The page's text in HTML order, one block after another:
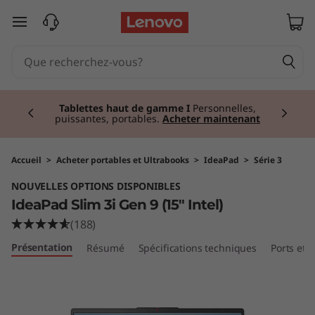
a
d
S
passer au contenu principal
Tablettes haut de gamme I Personnelles,
puissantes, portables. Acheter maintenant
Accueil > Acheter portables et Ultrabooks > IdeaPad > Série 3
NOUVELLES OPTIONS DISPONIBLES
IdeaPad Slim 3i Gen 9 (15" Intel)
(188)
Présentation Résumé Spécifications techniques Ports et